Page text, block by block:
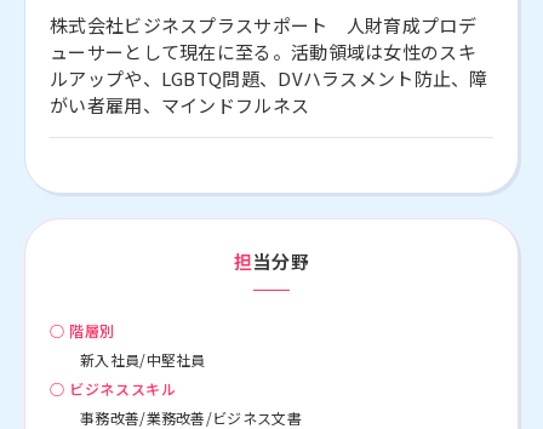
株式会社ビジネスプラスサポート 人財育成プロデ
ューサーとして現在に至る。活動領域は女性のスキ
ルアップや、LGBTQ問題、DVハラスメント防止、障
がい者雇用、マインドフルネス
担当分野
○ 階層別
新入社員/中堅社員
○ ビジネススキル
事務改善/業務改善/ビジネス文書